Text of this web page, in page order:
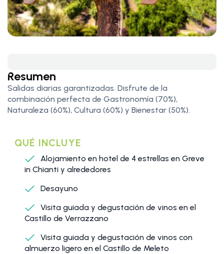
Resumen
Salidas diarias garantizadas. Disfrute de la
combinación perfecta de Gastronomía (70%),
Naturaleza (60%), Cultura (60%) y Bienestar (50%).
QUÉ INCLUYE
Alojamiento en hotel de 4 estrellas en Greve
in Chianti y alrededores
Desayuno
Visita guiada y degustación de vinos en el
Castillo de Verrazzano
Visita guiada y degustación de vinos con
almuerzo ligero en el Castillo de Meleto